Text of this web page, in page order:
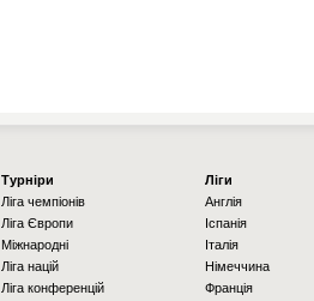
Турніри
Ліга чемпіонів
Ліга Європи
Міжнародні
Ліга націй
Ліга конференцій
Ліги
Англія
Іспанія
Італія
Німеччина
Франція